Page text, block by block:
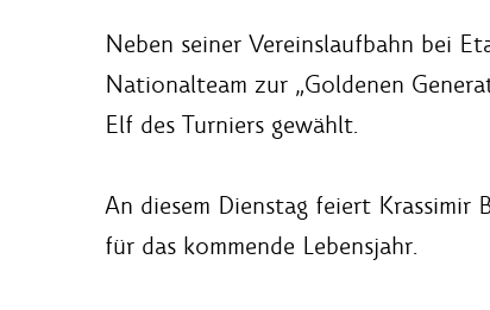
Neben seiner Vereinslaufbahn bei
Nationalteam zur „Goldenen
Elf des Turniers gewählt.
An diesem Dienstag feiert Krassimir
für das kommende Lebensjahr.